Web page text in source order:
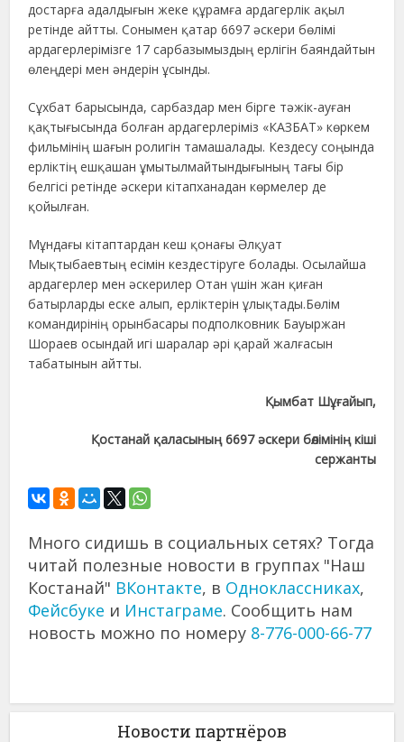
достарға адалдығын жеке құрамға ардагерлік ақыл
ретінде айтты. Сонымен қатар 6697 әскери бөлімі
ардагерлерімізге 17 сарбазымыздың ерлігін баяндайтын
өлеңдері мен әндерін ұсынды.
Сұхбат барысында, сарбаздар мен бірге тәжік-ауған
қақтығысында болған ардагерлеріміз «КАЗБАТ» көркем
фильмінің шағын ролигін тамашалады. Кездесу соңында
ерліктің ешқашан ұмытылмайтындығының тағы бір
белгісі ретінде әскери кітапханадан көрмелер де
қойылған.
Мұндағы кітаптардан кеш қонағы Әлқуат
Мықтыбаевтың есімін кездестіруге болады. Осылайша
ардагерлер мен әскерилер Отан үшін жан қиған
батырларды еске алып, ерліктерін ұлықтады.Бөлім
командирінің орынбасары подполковник Бауыржан
Шораев осындай игі шаралар әрі қарай жалғасын
табатынын айтты.
Қымбат Шұғайып,
Қостанай қаласының 6697 әскери бөлімінің кіші
сержанты
Много сидишь в социальных сетях? Тогда
читай полезные новости в группах "Наш
Костанай" ВКонтакте, в Одноклассниках,
Фейсбуке и Инстаграме. Сообщить нам
новость можно по номеру 8-776-000-66-77
Новости партнёров